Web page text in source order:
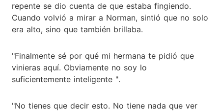
repente se dio cuenta de que estaba fingiendo.
Cuando volvió a mirar a Norman, sintió que no solo
era alto, sino que también brillaba.
"Finalmente sé por qué mi hermana te pidió que
vinieras aquí. Obviamente no soy lo
suficientemente inteligente ".
"No tienes que decir esto. No tiene nada que ver